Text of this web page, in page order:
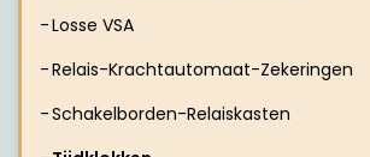
Losse VSA
Relais-Krachtautomaat-Zekeringen
Schakelborden-Relaiskasten